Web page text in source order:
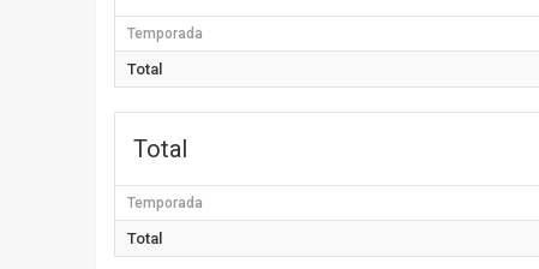
Temporada
Total
Total
Temporada
Total